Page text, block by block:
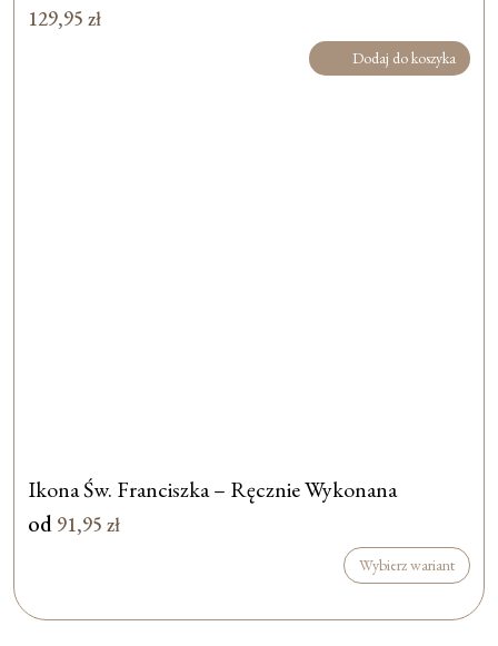
129,95 zł
Dodaj do koszyka
Ikona Św. Franciszka – Ręcznie Wykonana
od 91,95 zł
Wybierz wariant